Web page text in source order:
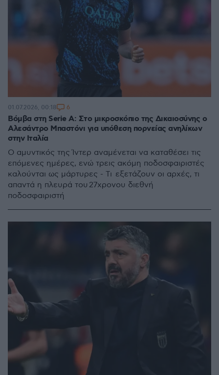
Βόμβα στη Serie A: Στο μικροσκόπιο της Δικαιοσύνης ο
Αλεσάντρο Μπαστόνι για υπόθεση πορνείας ανηλίκων
στην Ιταλία
Ο αμυντικός της Ίντερ αναμένεται να καταθέσει τις
επόμενες ημέρες, ενώ τρεις ακόμη ποδοσφαιριστές
καλούνται ως μάρτυρες - Τι εξετάζουν οι αρχές, τι
απαντά η πλευρά του 27χρονου διεθνή
ποδοσφαιριστή
01.07.2026, 00:18 6